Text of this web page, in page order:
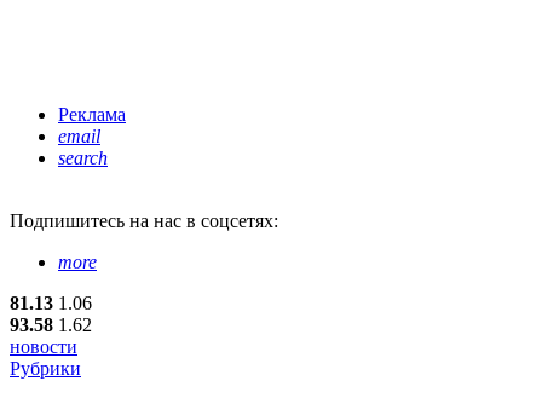
Реклама
email
search
Подпишитесь на нас в соцсетях:
more
81.13 1.06
93.58 1.62
новости
Рубрики